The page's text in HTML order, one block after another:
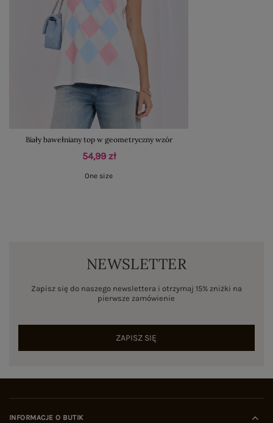
Biały bawełniany top w geometryczny wzór
54,99 zł
One size
NEWSLETTER
Zapisz się do naszego newslettera i otrzymaj 15% zniżki na
pierwsze zamówienie
ZAPISZ SIĘ
INFORMACJE O BUTIK